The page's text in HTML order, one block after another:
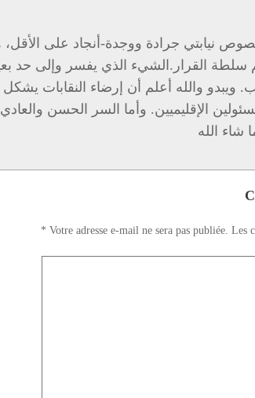
نيابتي جرادة ووجدة-أنجاد على
سلطة القرار.الشيء الذي يفسر وإلى حد
ويبدو والله أعلم أن إرضاء النقابات يشكل
الإقليميين. وأما السر الحسن
شاء الله
Votre adresse e-mail ne sera pas publiée. Les
*